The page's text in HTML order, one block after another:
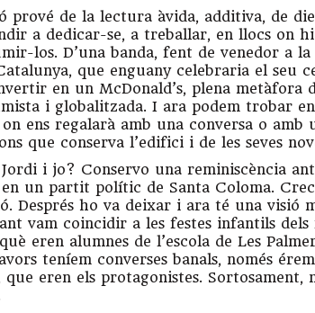
prové de la lectura àvida, additiva, de
a dedicar-se, a treballar, en llocs on
los. D’una banda, fent de venedor a
que enguany celebraria el seu
en un McDonald’s, plena metàfora
i globalitzada. I ara podem trobar
ens regalarà amb una conversa o amb
que conserva l’edifici i de les seves
i jo? Conservo una reminiscència
un partit polític de Santa Coloma.
Després ho va deixar i ara té una visió
vam coincidir a les festes infantils dels
eren alumnes de l’escola de Les
teníem converses banals, només
que eren els protagonistes. Sortosament,